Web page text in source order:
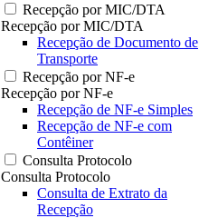
Recepção por MIC/DTA
Recepção por MIC/DTA
Recepção de Documento de
Transporte
Recepção por NF-e
Recepção por NF-e
Recepção de NF-e Simples
Recepção de NF-e com
Contêiner
Consulta Protocolo
Consulta Protocolo
Consulta de Extrato da
Recepção